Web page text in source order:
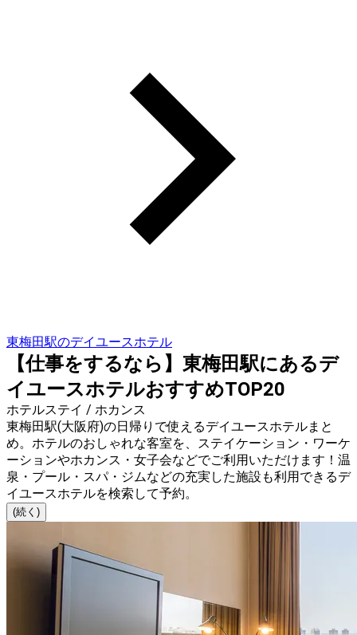
東梅田駅のデイユースホテル
【仕事をするなら】東梅田駅にあるデ
イユースホテルおすすめTOP20
ホテルステイ / ホカンス
東梅田駅(大阪府)の日帰りで使えるデイユースホテルまと
め。ホテルのおしゃれな客室を、ステイケーション・ワーケ
ーションやホカンス・女子会などでご利用いただけます！温
泉・プール・スパ・ジムなどの充実した施設も利用できるデ
イユースホテルを検索して予約。
(続く)